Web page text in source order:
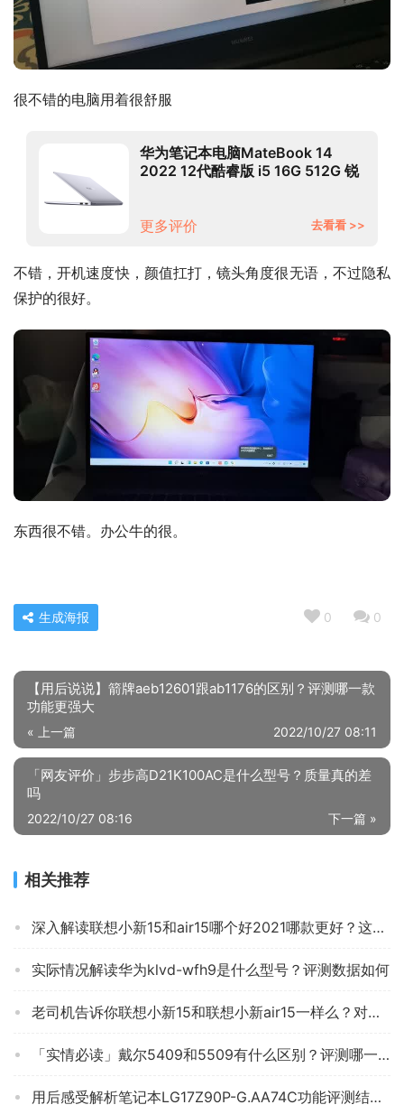
很不错的电脑用着很舒服
华为笔记本电脑MateBook 14
2022 12代酷睿版 i5 16G 512G 锐
更多评价
去看看 >>
不错，开机速度快，颜值扛打，镜头角度很无语，不过隐私
保护的很好。
东西很不错。办公牛的很。
0 0
生成海报
【用后说说】箭牌aeb12601跟ab1176的区别？评测哪一款
功能更强大
« 上一篇 2022/10/27 08:11
「网友评价」步步高D21K100AC是什么型号？质量真的差
吗
下一篇 »
2022/10/27 08:16
相关推荐
深入解读联想小新15和air15哪个好2021哪款更好？这样选不盲目
实际情况解读华为klvd-wfh9是什么型号？评测数据如何
老司机告诉你联想小新15和联想小新air15一样么？对比哪款性价比更高
「实情必读」戴尔5409和5509有什么区别？评测哪一款功能更强大
用后感受解析笔记本LG17Z90P-G.AA74C功能评测结果，看看买家怎么样评价的